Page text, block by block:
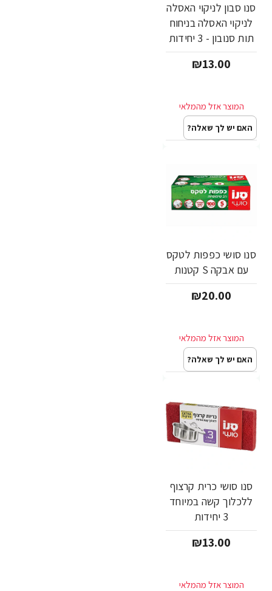
סנו סבון לניקוי האסלה
לניקוי האסלה בניחוח
תות סנובון - 3 יחידות
₪13.00
האם יש לך שאלה?
סנו סושי כפפות לטקס
עם אבקה S קטנות
₪20.00
האם יש לך שאלה?
סנו סושי כרית קרצוף
ללכלוך קשה במיוחד
3 יחידות
₪13.00